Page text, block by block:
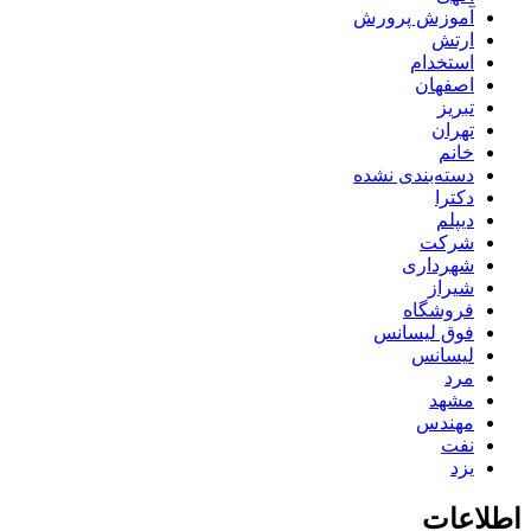
آموزش پرورش
ارتش
استخدام
اصفهان
تبریز
تهران
خانم
دسته‌بندی نشده
دکترا
دیپلم
شرکت
شهرداری
شیراز
فروشگاه
فوق لیسانس
لیسانس
مرد
مشهد
مهندس
نفت
یزد
اطلاعات